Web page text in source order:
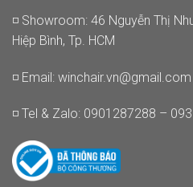
◽ Showroom: 46 Nguyễn Thị
Hiệp Bình, Tp. HCM
◽ Email: winchair.vn@gmail.com
◽ Tel & Zalo: 0901287288 –